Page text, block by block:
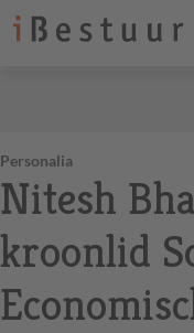
Personalia
Nitesh
kroonlid